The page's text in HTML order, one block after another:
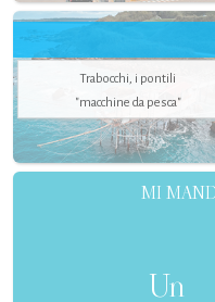
Trabocchi, i pontili
"macchine da pesca"
MI
Un